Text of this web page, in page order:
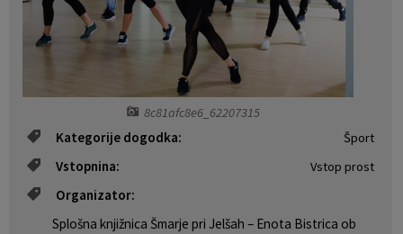
8c81afc8e6_62207315
Kategorije dogodka: Šport
Vstopnina: Vstop prost
Organizator:
Splošna knjižnica Šmarje pri Jelšah – Enota Bistrica ob
Naselja v občini
Varstvo osebnih podatkov
Temeljni akti občine
Občinski predpisi
Pravni akti
Proračun občine
Lokalne volitve